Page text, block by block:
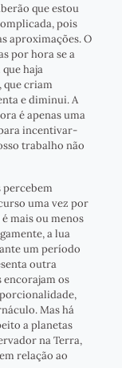
que estou
pois
aproximações. O
por hora se a
haja
que criam
e diminui. A
é apenas uma
incentivar-
trabalho não
percebem
uma vez por
mais ou menos
a lua
um período
outra
encorajam os
Mas há
a planetas
na Terra,
relação ao